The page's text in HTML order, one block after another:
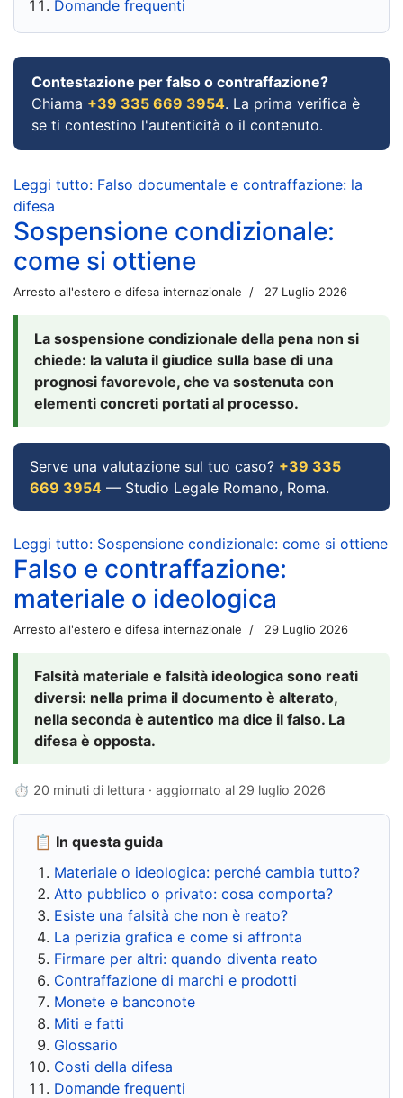
Domande frequenti
Contestazione per falso o contraffazione?
Chiama +39 335 669 3954. La prima verifica è
se ti contestino l'autenticità o il contenuto.
Leggi tutto: Falso documentale e contraffazione: la
difesa
Sospensione condizionale:
come si ottiene
Arresto all'estero e difesa internazionale 27 Luglio 2026
La sospensione condizionale della pena non si
chiede: la valuta il giudice sulla base di una
prognosi favorevole, che va sostenuta con
elementi concreti portati al processo.
Serve una valutazione sul tuo caso? +39 335
669 3954 — Studio Legale Romano, Roma.
Leggi tutto: Sospensione condizionale: come si ottiene
Falso e contraffazione:
materiale o ideologica
Arresto all'estero e difesa internazionale 29 Luglio 2026
Falsità materiale e falsità ideologica sono reati
diversi: nella prima il documento è alterato,
nella seconda è autentico ma dice il falso. La
difesa è opposta.
⏱ 20 minuti di lettura · aggiornato al 29 luglio 2026
📋 In questa guida
Materiale o ideologica: perché cambia tutto?
Atto pubblico o privato: cosa comporta?
Esiste una falsità che non è reato?
La perizia grafica e come si affronta
Firmare per altri: quando diventa reato
Contraffazione di marchi e prodotti
Monete e banconote
Miti e fatti
Glossario
Costi della difesa
Domande frequenti